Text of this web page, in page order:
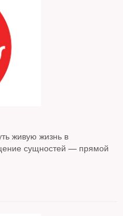
живую жизнь в
сущностей — прямой